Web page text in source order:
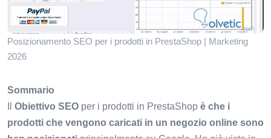
Posizionamento SEO per i prodotti in PrestaShop | Marketing
2026
Sommario
Obiettivo SEO per i prodotti in PrestaShop è che i
prodotti che vengono caricati in un negozio online sono